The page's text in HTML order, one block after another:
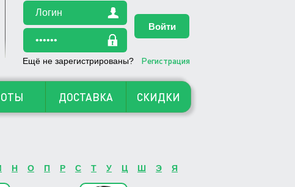
Ещё не зарегистрированы? Регистрация
ДОСТАВКА СКИДКИ
Н О П Р С Т У Ц Ш Э Я